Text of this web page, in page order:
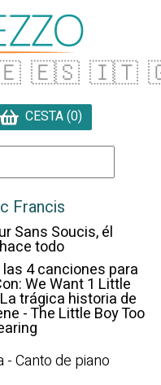
🇪🇸 🇮🇹
CESTA (0)
Francis
Sans Soucis, él
todo
las 4 canciones para
We Want 1 Little
trágica historia de
- The Little Boy Too
- Canto de piano